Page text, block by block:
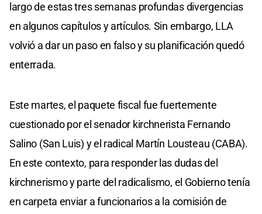
largo de estas tres semanas profundas divergencias
en algunos capítulos y artículos. Sin embargo, LLA
volvió a dar un paso en falso y su planificación quedó
enterrada.
Este martes, el paquete fiscal fue fuertemente
cuestionado por el senador kirchnerista Fernando
Salino (San Luis) y el radical Martín Lousteau (CABA).
En este contexto, para responder las dudas del
kirchnerismo y parte del radicalismo, el Gobierno tenía
en carpeta enviar a funcionarios a la comisión de